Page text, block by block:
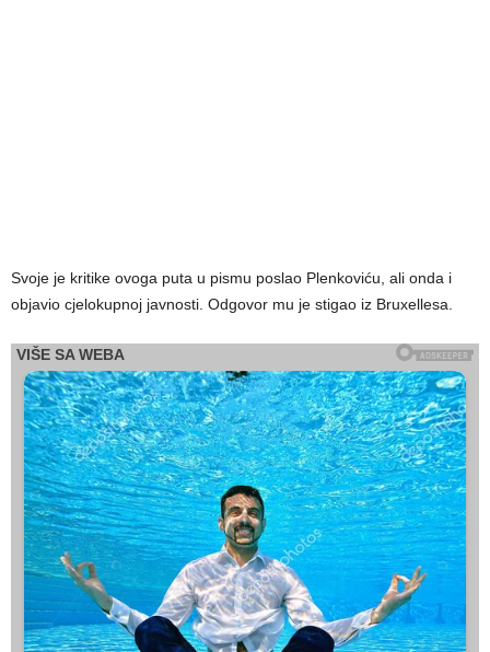
Svoje je kritike ovoga puta u pismu poslao Plenkoviću, ali onda i
objavio cjelokupnoj javnosti. Odgovor mu je stigao iz Bruxellesa.